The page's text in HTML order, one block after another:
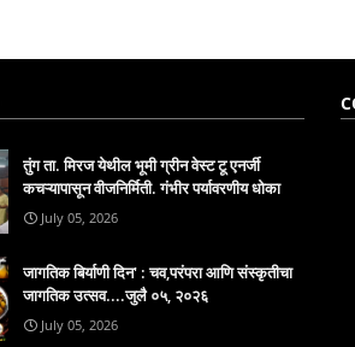
तुंग ता. मिरज येथील भूमी ग्रीन वेस्ट टू एनर्जी
कचऱ्यापासून वीजनिर्मिती. गंभीर पर्यावरणीय धोका
July 05, 2026
जागतिक बिर्याणी दिन' : चव,परंपरा आणि संस्कृतीचा
जागतिक उत्सव....जुलै ०५, २०२६
July 05, 2026